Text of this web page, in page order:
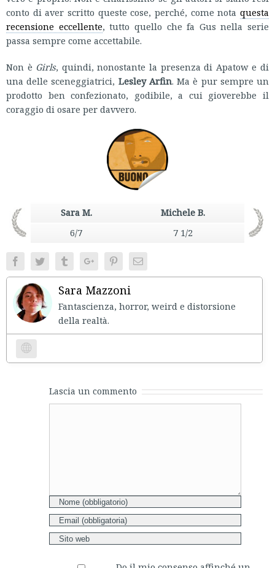
conto di aver scritto queste cose, perché, come nota questa
recensione eccellente, tutto quello che fa Gus nella serie
passa sempre come accettabile.
Non è Girls, quindi, nonostante la presenza di Apatow e di
una delle sceneggiatrici, Lesley Arfin. Ma è pur sempre un
prodotto ben confezionato, godibile, a cui gioverebbe il
coraggio di osare per davvero.
Sara M.
Michele B.
6/7
7 1/2
FacebookTwitter TumblrGoogle+PinterestEmail
Sara Mazzoni
Fantascienza, horror, weird e distorsione
della realtà.
Website
Lascia un commento